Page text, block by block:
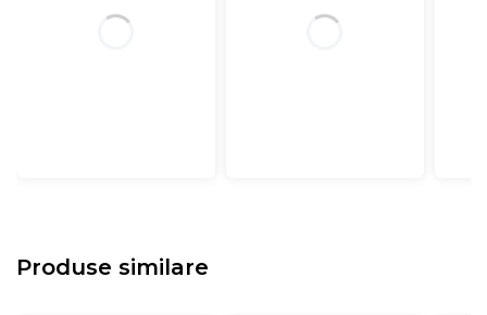
Produse similare